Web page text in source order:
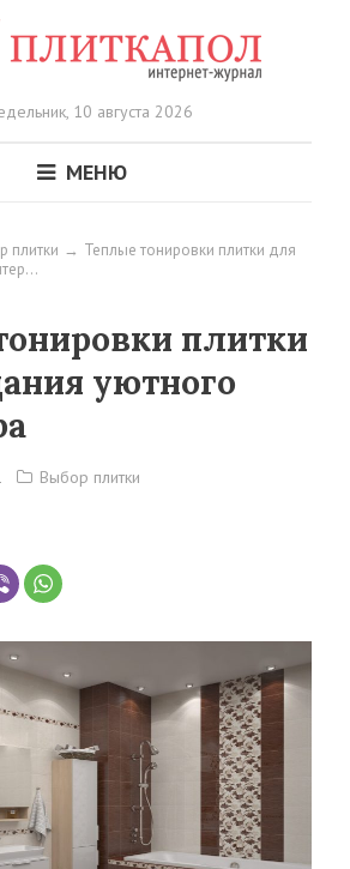
10 августа 2026
МЕНЮ
плитки
Теплые тонировки плитки для
плитки
уютного
Выбор плитки